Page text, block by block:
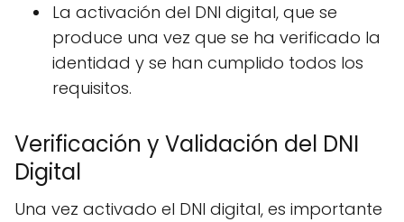
La activación del DNI digital, que se
produce una vez que se ha verificado la
identidad y se han cumplido todos los
requisitos.
Verificación y Validación del DNI
Digital
Una vez activado el DNI digital, es importante